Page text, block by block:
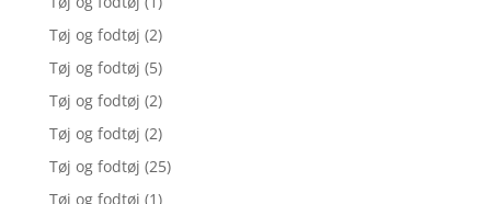
Tøj og fodtøj (2)
Tøj og fodtøj (5)
Tøj og fodtøj (2)
Tøj og fodtøj (2)
Tøj og fodtøj (25)
Tøj og fodtøj (1)